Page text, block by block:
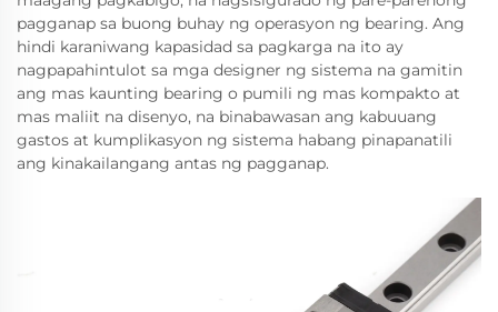
pagganap sa buong buhay ng operasyon ng bearing. Ang
hindi karaniwang kapasidad sa pagkarga na ito ay
nagpapahintulot sa mga designer ng sistema na gamitin
ang mas kaunting bearing o pumili ng mas kompakto at
mas maliit na disenyo, na binabawasan ang kabuuang
gastos at kumplikasyon ng sistema habang pinapanatili
ang kinakailangang antas ng pagganap.